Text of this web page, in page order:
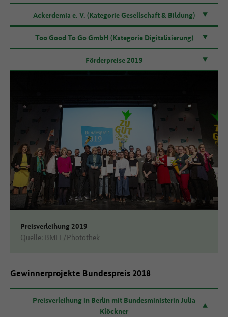
Ackerdemia e. V. (Kategorie Gesellschaft & Bildung)
Too Good To Go GmbH (Kategorie Digitalisierung)
Förderpreise 2019
Preisverleihung 2019
Quelle: BMEL/Photothek
Gewinnerprojekte Bundespreis 2018
Preisverleihung in Berlin mit Bundesministerin Julia
Klöckner